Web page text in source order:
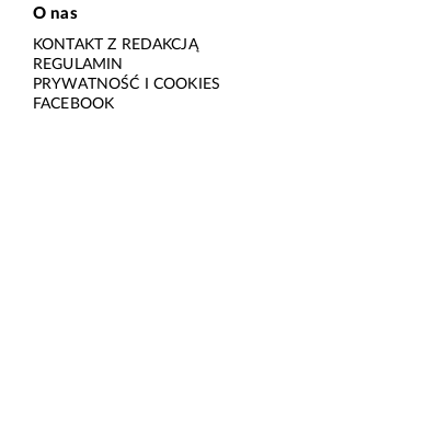
O nas
KONTAKT Z REDAKCJĄ
REGULAMIN
PRYWATNOŚĆ I COOKIES
FACEBOOK